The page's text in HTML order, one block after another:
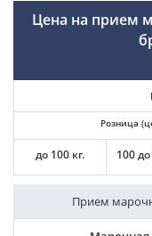
Цена на прием
Розница
до 100 кг. 100
Прием